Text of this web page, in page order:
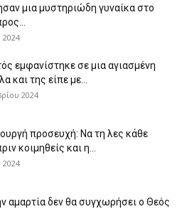
μια μυστηριώδη γυναίκα στο
2024
εμφανίστηκε σε μια αγιασμένη
και της είπε με...
2024
προσευχή: Να τη λες κάθε
κοιμηθείς και η...
2024
αμαρτία δεν θα συγχωρήσει ο Θεός